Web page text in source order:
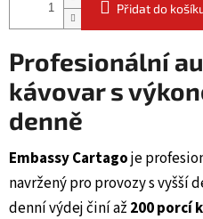
Přidat do
Profesionální
kávovar s
denně
Embassy Cartagoje
navržený pro provozy s vyšší
denní výdej činí až 200 porcí